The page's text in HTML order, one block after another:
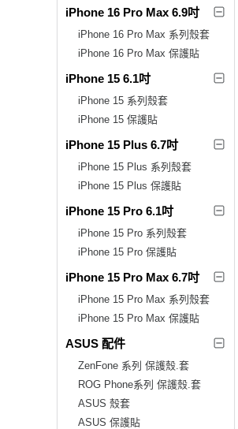
iPhone 16 Pro Max 6.9吋
iPhone 16 Pro Max 系列殼套
iPhone 16 Pro Max 保護貼
iPhone 15 6.1吋
iPhone 15 系列殼套
iPhone 15 保護貼
iPhone 15 Plus 6.7吋
iPhone 15 Plus 系列殼套
iPhone 15 Plus 保護貼
iPhone 15 Pro 6.1吋
iPhone 15 Pro 系列殼套
iPhone 15 Pro 保護貼
iPhone 15 Pro Max 6.7吋
iPhone 15 Pro Max 系列殼套
iPhone 15 Pro Max 保護貼
ASUS 配件
ZenFone 系列 保護殼.套
ROG Phone系列 保護殼.套
ASUS 殼套
ASUS 保護貼